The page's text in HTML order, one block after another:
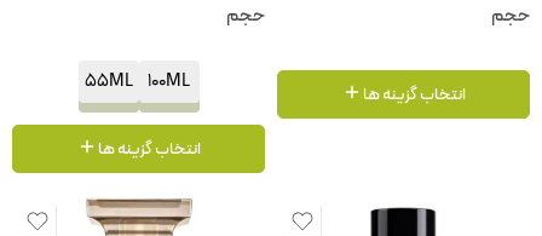
حجم
انتخاب گزینه ها
حجم
100ML
55ML
انتخاب گزینه ها